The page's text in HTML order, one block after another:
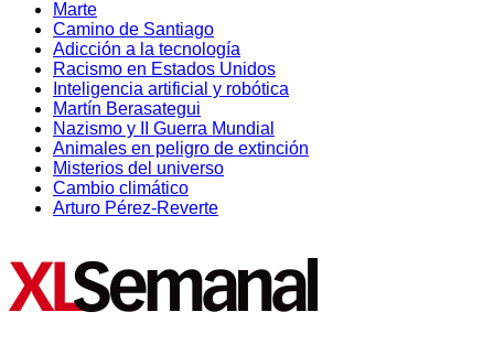
Marte
Camino de Santiago
Adicción a la tecnología
Racismo en Estados Unidos
Inteligencia artificial y robótica
Martín Berasategui
Nazismo y II Guerra Mundial
Animales en peligro de extinción
Misterios del universo
Cambio climático
Arturo Pérez-Reverte